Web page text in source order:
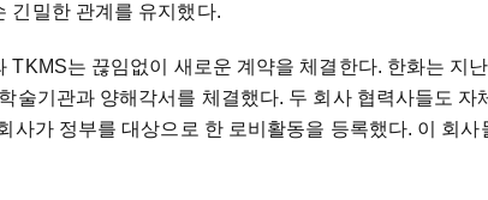
긴밀한 관계를 유지했다.
TKMS는 끊임없이 새로운 계약을 체결한다. 한화는 지
술기관과 양해각서를 체결했다. 두 회사 협력사들도
사가 정부를 대상으로 한 로비활동을 등록했다. 이 회